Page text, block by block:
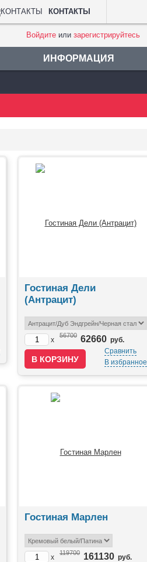
КОНТАКТЫ
Войдите или зарегистрируйтесь
ИНФОРМАЦИЯ
Гостиная Дели
(Антрацит)
x
56700 62660 руб.
Сравнить
В избранное
Гостиная Марлен
x
119700 161130 руб.